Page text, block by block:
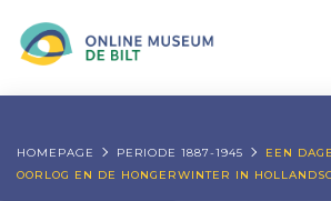
HOMEPAGE PERIODE 1887-1945
EEN
OORLOG EN DE HONGERWINTER IN